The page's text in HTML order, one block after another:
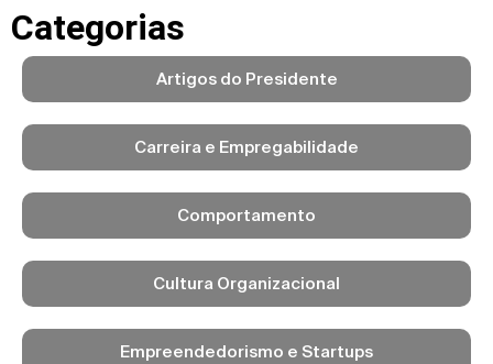
Categorias
Artigos do Presidente
Carreira e Empregabilidade
Comportamento
Cultura Organizacional
Empreendedorismo e Startups